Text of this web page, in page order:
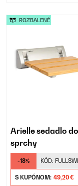
Arielle sedadlo do
sprchy
-18% KÓD:
S KUPÓNOM: 49,20 €
ROZBALENÉ